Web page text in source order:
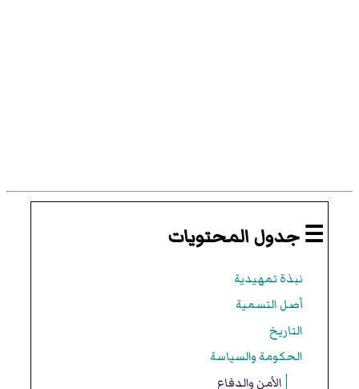
☰ جدول المحتويات
نبذة تمهيدية
أصل التسمية
التاريخ
الحكومة والسياسة
الأمن والدفاع